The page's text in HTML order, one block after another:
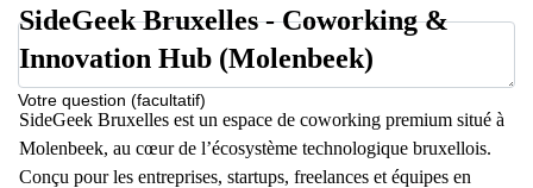
Votre question (facultatif)
SideGeek Bruxelles - Coworking &
Innovation Hub (Molenbeek)
SideGeek Bruxelles est un espace de coworking premium situé à
Molenbeek, au cœur de l’écosystème technologique bruxellois.
Conçu pour les entreprises, startups, freelances et équipes en